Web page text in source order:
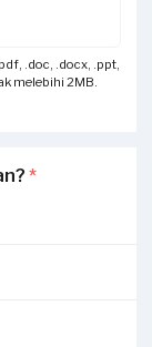
.doc, .docx, .ppt,
melebihi 2MB.
*